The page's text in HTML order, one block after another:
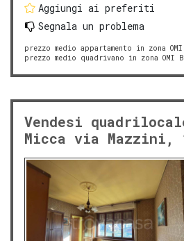
Aggiungi ai preferiti
Segnala un problema
prezzo medio appartamento in zona OMI
prezzo medio quadrivano in zona OMI
Vendesi
Micca via Mazzini,